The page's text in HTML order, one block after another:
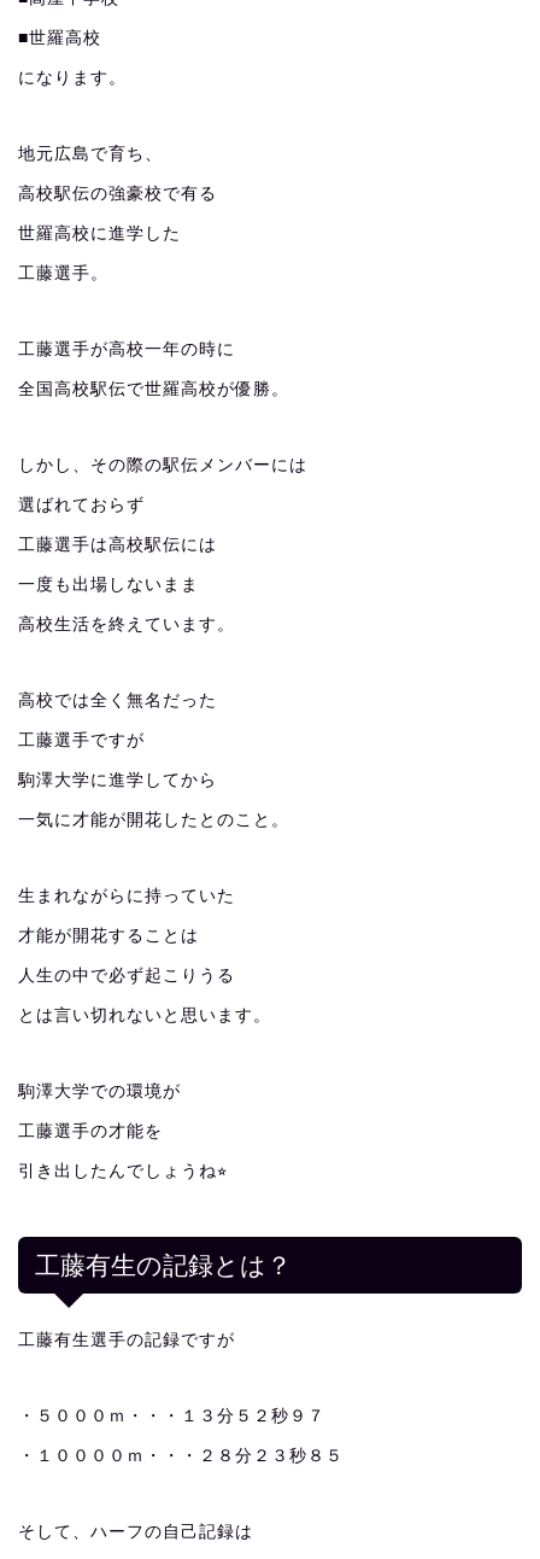
■世羅高校
になります。
地元広島で育ち、
高校駅伝の強豪校で有る
世羅高校に進学した
工藤選手。
工藤選手が高校一年の時に
全国高校駅伝で世羅高校が優勝。
しかし、その際の駅伝メンバーには
選ばれておらず
工藤選手は高校駅伝には
一度も出場しないまま
高校生活を終えています。
高校では全く無名だった
工藤選手ですが
駒澤大学に進学してから
一気に才能が開花したとのこと。
生まれながらに持っていた
才能が開花することは
人生の中で必ず起こりうる
とは言い切れないと思います。
駒澤大学での環境が
工藤選手の才能を
引き出したんでしょうね⭐︎
工藤有生の記録とは？
工藤有生選手の記録ですが
・５０００ｍ・・・１３分５２秒９７
・１００００ｍ・・・２８分２３秒８５
そして、ハーフの自己記録は